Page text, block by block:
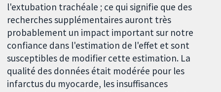
l'extubation trachéale ; ce qui signifie que des
recherches supplémentaires auront très
probablement un impact important sur notre
confiance dans l'estimation de l'effet et sont
susceptibles de modifier cette estimation. La
qualité des données était modérée pour les
infarctus du myocarde, les insuffisances